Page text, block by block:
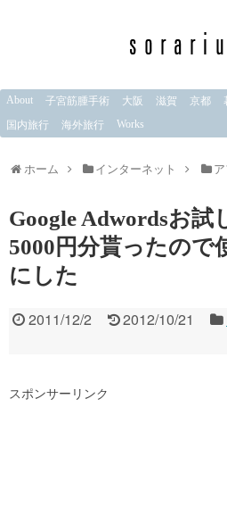
About 子宮筋腫手術 大阪 滋賀 京都
国内旅行
海外旅行 Works
ホーム インターネット
Google Adwordsお試
5000円分貰ったので
にした
2011/12/2 2012/10/21
スポンサーリンク